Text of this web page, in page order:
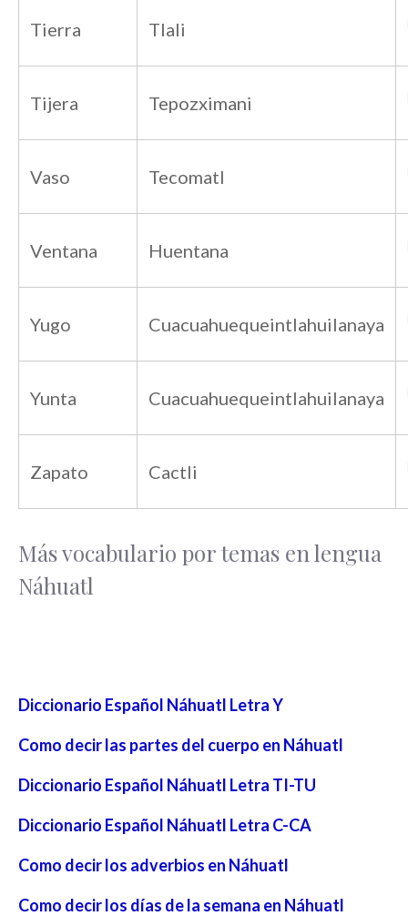
Tierra Tlali
Tijera Tepozximani
Vaso Tecomatl
Ventana Huentana
Yugo Cuacuahuequeintlahuilanaya
Yunta Cuacuahuequeintlahuilanaya
Zapato Cactli
Más vocabulario por temas en lengua
Náhuatl
Diccionario Español Náhuatl Letra Y
Como decir las partes del cuerpo en Náhuatl
Diccionario Español Náhuatl Letra TI-TU
Diccionario Español Náhuatl Letra C-CA
Como decir los adverbios en Náhuatl
Como decir los días de la semana en Náhuatl